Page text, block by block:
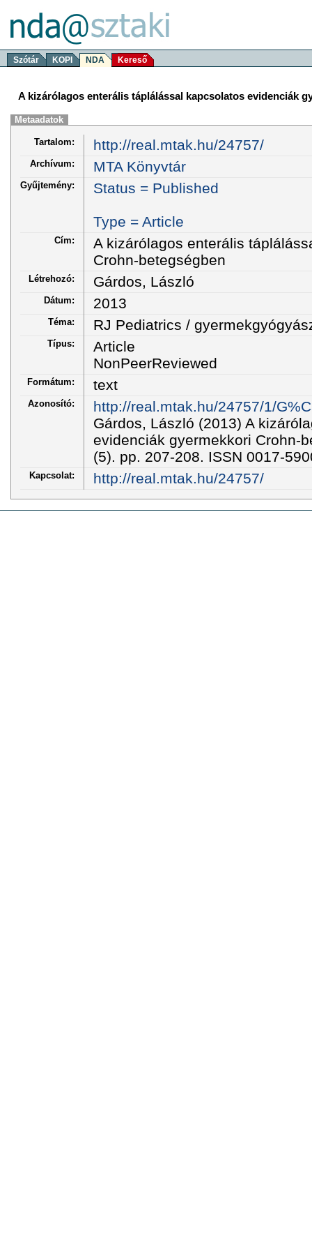
Szótár KOPI NDA Kereső
A kizárólagos enterális táplálással kapcsolatos evidenciák
Metaadatok
Tartalom: http://real.mtak.hu/24757/
Archívum: MTA Könyvtár
Gyűjtemény: Status = Published
Type = Article
Cím:
A kizárólagos enterális
Crohn-betegségben
Létrehozó: Gárdos, László
Dátum: 2013
Téma: RJ Pediatrics /
Típus:
Article
NonPeerReviewed
Formátum: text
Azonosító:
http://real.mtak.hu/24757/1/
Gárdos, László (2013) A
evidenciák gyermekkori Crohn-
(5). pp. 207-208. ISSN 0017-
Kapcsolat: http://real.mtak.hu/24757/